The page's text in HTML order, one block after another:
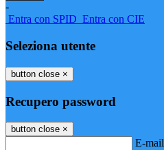
-
Entra con SPID Entra con CIE
Seleziona utente
button close ×
Recupero password
button close ×
E-mail